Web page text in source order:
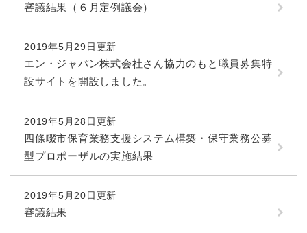
審議結果（６月定例議会）
2019年5月29日更新
エン・ジャパン株式会社さん協力のもと職員募集特
設サイトを開設しました。
2019年5月28日更新
四條畷市保育業務支援システム構築・保守業務公募
型プロポーザルの実施結果
2019年5月20日更新
審議結果